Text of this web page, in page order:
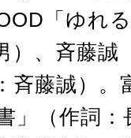
「ゆれ
）、斉藤誠
斉藤誠）。
」（作詞